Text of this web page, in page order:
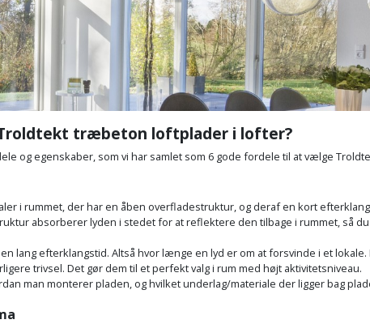
træbeton loftplader i lofter?
og egenskaber, som vi har samlet som 6 gode fordele til at vælge
i rummet, der har en åben overfladestruktur, og deraf en kort
absorberer lyden i stedet for at reflektere den tilbage i rummet, så
lang efterklangstid. Altså hvor længe en lyd er om at forsvinde i et
trivsel. Det gør dem til et perfekt valg i rum med højt aktivitetsniveau.
man monterer pladen, og hvilket underlag/materiale der ligger bag